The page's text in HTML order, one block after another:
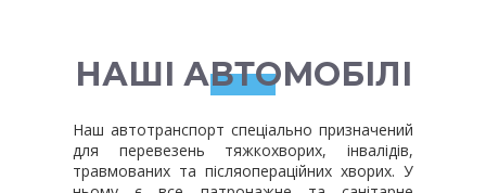
НАШІ АВТОМОБІЛІ
Наш автотранспорт спеціально призначений
для перевезень тяжкохворих, інвалідів,
травмованих та післяопераційних хворих. У